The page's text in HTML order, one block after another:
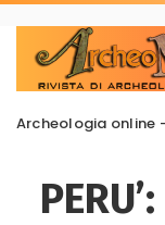
Archeologia online